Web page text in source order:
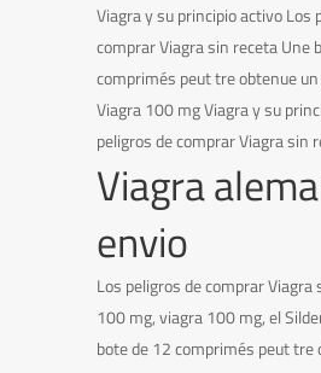
Viagra y su principio activo Los
comprar Viagra sin receta Une
comprimés peut tre obtenue
Viagra 100 mg Viagra y su
peligros de comprar Viagra sin
Viagra
envio
Los peligros de comprar Viagra
100 mg, viagra 100 mg, el
bote de 12 comprimés peut tre